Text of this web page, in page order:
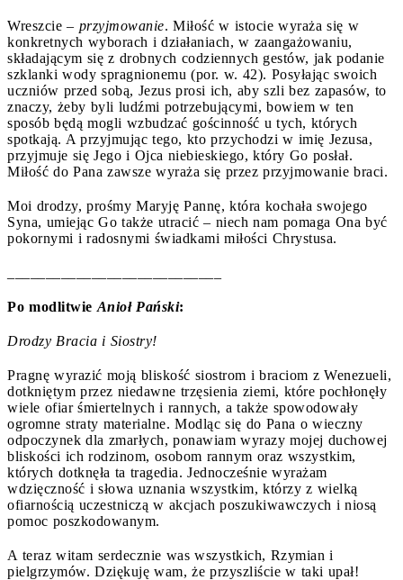
Wreszcie – przyjmowanie. Miłość w istocie wyraża się w
konkretnych wyborach i działaniach, w zaangażowaniu,
składającym się z drobnych codziennych gestów, jak podanie
szklanki wody spragnionemu (por. w. 42). Posyłając swoich
uczniów przed sobą, Jezus prosi ich, aby szli bez zapasów, to
znaczy, żeby byli ludźmi potrzebującymi, bowiem w ten
sposób będą mogli wzbudzać gościnność u tych, których
spotkają. A przyjmując tego, kto przychodzi w imię Jezusa,
przyjmuje się Jego i Ojca niebieskiego, który Go posłał.
Miłość do Pana zawsze wyraża się przez przyjmowanie braci.
Moi drodzy, prośmy Maryję Pannę, która kochała swojego
Syna, umiejąc Go także utracić – niech nam pomaga Ona być
pokornymi i radosnymi świadkami miłości Chrystusa.
Po modlitwie Anioł Pański:
Drodzy Bracia i Siostry!
Pragnę wyrazić moją bliskość siostrom i braciom z Wenezueli,
dotkniętym przez niedawne trzęsienia ziemi, które pochłonęły
wiele ofiar śmiertelnych i rannych, a także spowodowały
ogromne straty materialne. Modląc się do Pana o wieczny
odpoczynek dla zmarłych, ponawiam wyrazy mojej duchowej
bliskości ich rodzinom, osobom rannym oraz wszystkim,
których dotknęła ta tragedia. Jednocześnie wyrażam
wdzięczność i słowa uznania wszystkim, którzy z wielką
ofiarnością uczestniczą w akcjach poszukiwawczych i niosą
pomoc poszkodowanym.
A teraz witam serdecznie was wszystkich, Rzymian i
pielgrzymów. Dziękuję wam, że przyszliście w taki upał!